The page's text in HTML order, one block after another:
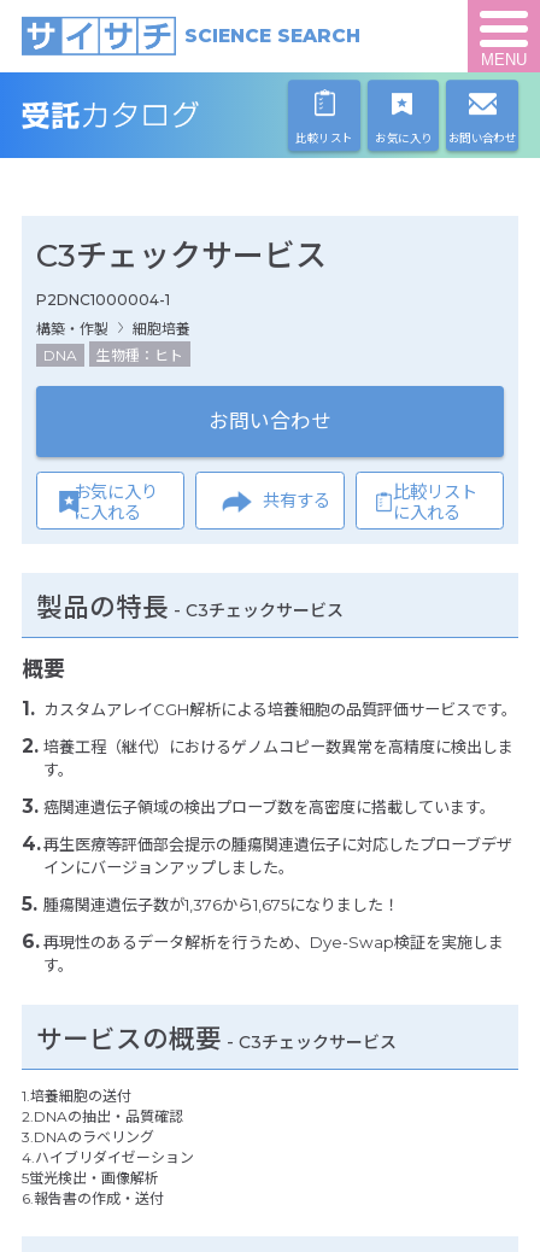
SCIENCE SEARCH
MENU
比較リスト お気に入り お問い合わせ
C3チェックサービス
P2DNC1000004-1
構築・作製
細胞培養
DNA
生物種：ヒト
お問い合わせ
お気に入り
に入れる
共有する
比較リスト
に入れる
製品の特長 - C3チェックサービス
概要
カスタムアレイCGH解析による培養細胞の品質評価サービスです。
培養工程（継代）におけるゲノムコピー数異常を高精度に検出しま
す。
癌関連遺伝子領域の検出プローブ数を高密度に搭載しています。
再生医療等評価部会提示の腫瘍関連遺伝子に対応したプローブデザ
インにバージョンアップしました。
腫瘍関連遺伝子数が1,376から1,675になりました！
再現性のあるデータ解析を行うため、Dye-Swap検証を実施しま
す。
サービスの概要 - C3チェックサービス
1.培養細胞の送付
2.DNAの抽出・品質確認
3.DNAのラベリング
4.ハイブリダイゼーション
5蛍光検出・画像解析
6.報告書の作成・送付